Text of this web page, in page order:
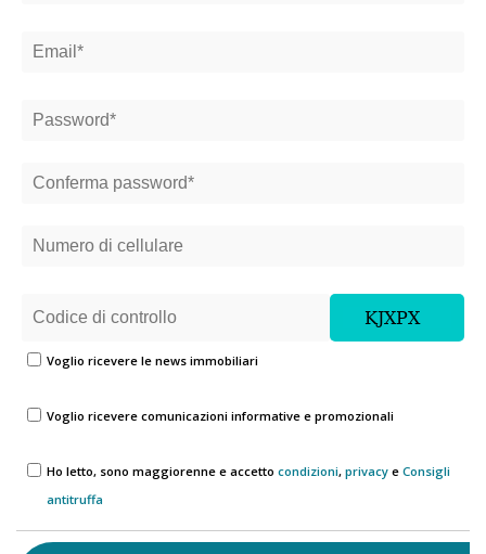
Voglio ricevere le news immobiliari
Voglio ricevere comunicazioni informative e promozionali
Ho letto, sono maggiorenne e accetto condizioni, privacy e Consigli
antitruffa